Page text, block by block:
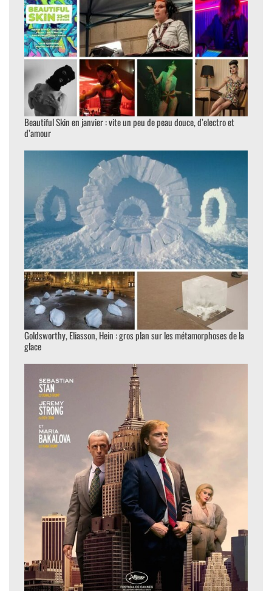
Beautiful Skin en janvier : vite un peu de peau douce, d’electro et
d’amour
Goldsworthy, Eliasson, Hein : gros plan sur les métamorphoses de la
glace